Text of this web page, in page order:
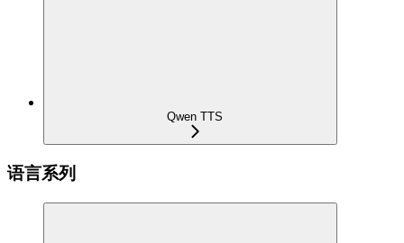
Qwen TTS
语言系列